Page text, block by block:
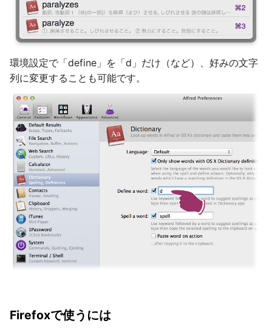
環境設定で「define」を「d」だけ（など）、好みの文字
列に変更することも可能です。
Firefoxで使うには